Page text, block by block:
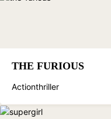
THE FURIOUS
Actionthriller